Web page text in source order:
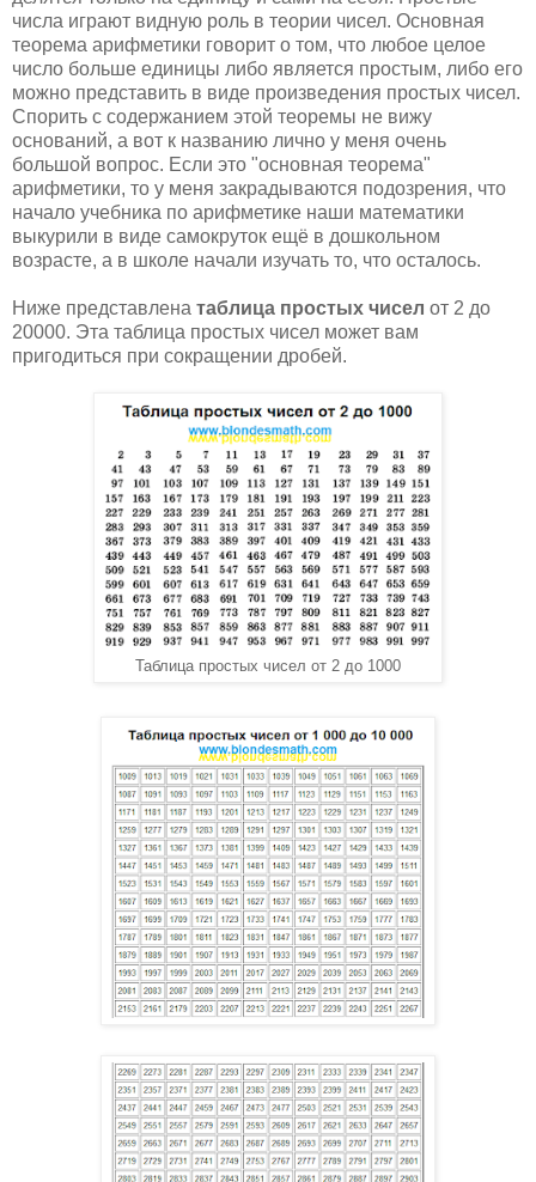
числа играют видную роль в теории чисел. Основная
теорема арифметики говорит о том, что любое целое
число больше единицы либо является простым, либо его
можно представить в виде произведения простых чисел.
Спорить с содержанием этой теоремы не вижу
оснований, а вот к названию лично у меня очень
большой вопрос. Если это "основная теорема"
арифметики, то у меня закрадываются подозрения, что
начало учебника по арифметике наши математики
выкурили в виде самокруток ещё в дошкольном
возрасте, а в школе начали изучать то, что осталось.
Ниже представлена таблица простых чисел от 2 до
20000. Эта таблица простых чисел может вам
пригодиться при сокращении дробей.
Таблица простых чисел от 2 до 1000